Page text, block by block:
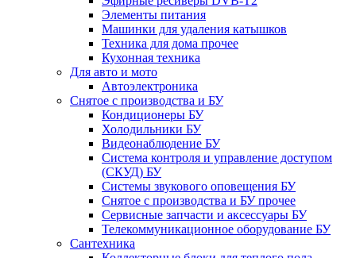
Элементы питания
Машинки для удаления катышков
Техника для дома прочее
Кухонная техника
Для авто и мото
Автоэлектроника
Снятое с производства и БУ
Кондиционеры БУ
Холодильники БУ
Видеонаблюдение БУ
Система контроля и управление доступом
(СКУД) БУ
Системы звукового оповещения БУ
Снятое с производства и БУ прочее
Сервисные запчасти и аксессуары БУ
Телекоммуникационное оборудование БУ
Сантехника